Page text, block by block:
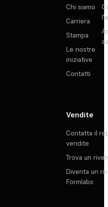
Chi siamo
Carriera
Stampa
Le nostre
iniziative
Contatti
Vendite
Contatta il
vendite
Trova un
Diventa un
Formlabs